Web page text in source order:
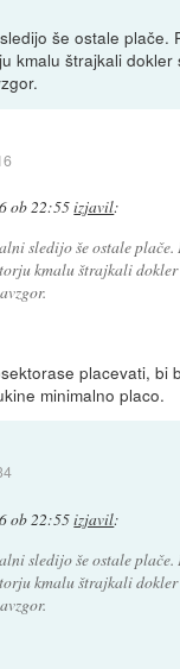
še ostale plače.
kmalu štrajkali dokler
ob 22:55izjavil:
sledijo še ostale plače.
kmalu štrajkali
placevati, bi
minimalno placo.
ob 22:55izjavil:
sledijo še ostale plače.
kmalu štrajkali